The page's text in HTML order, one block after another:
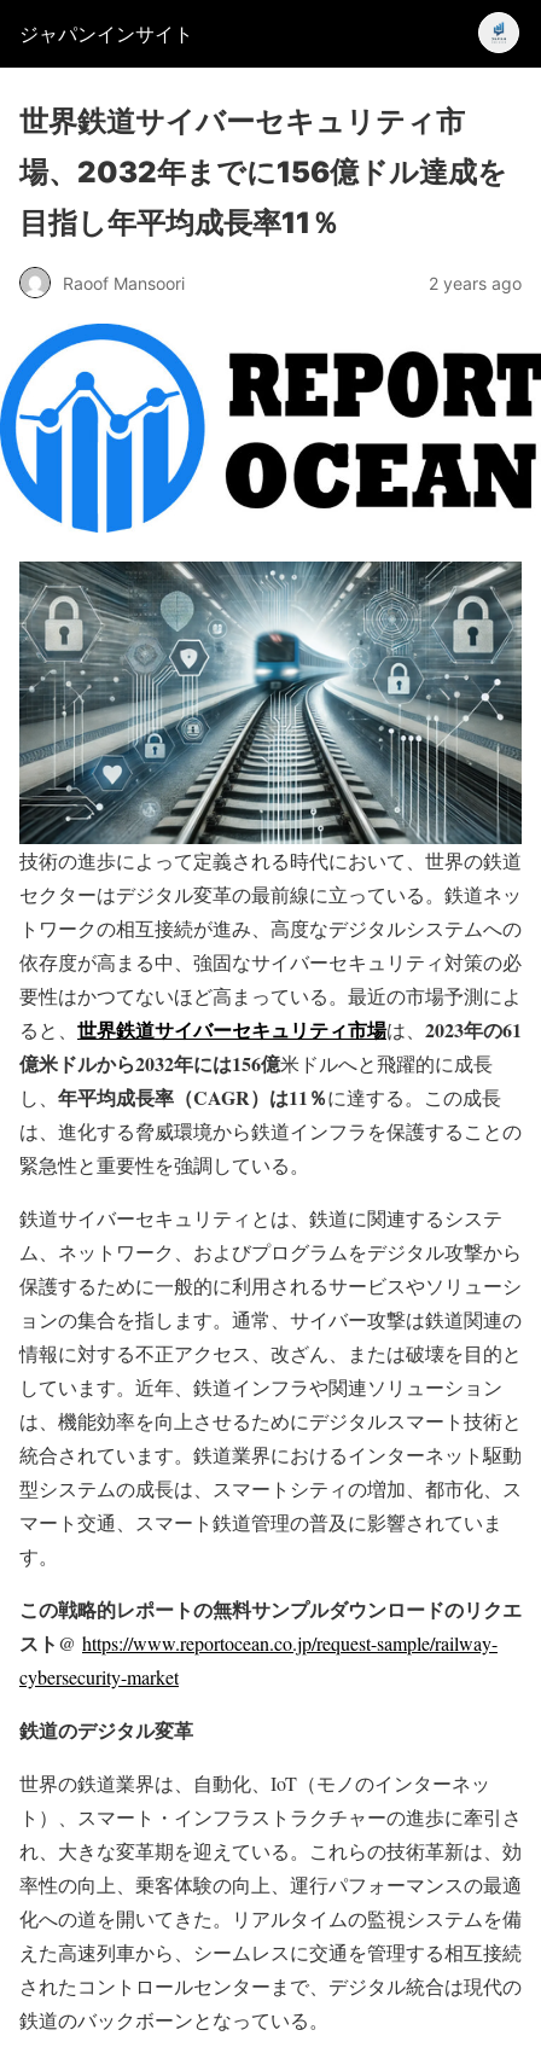
ジャパンインサイト
世界鉄道サイバーセキュリティ市
場、2032年までに156億ドル達成を
目指し年平均成長率11％
Raoof Mansoori 2 years ago
技術の進歩によって定義される時代において、世界の鉄道
セクターはデジタル変革の最前線に立っている。鉄道ネッ
トワークの相互接続が進み、高度なデジタルシステムへの
依存度が高まる中、強固なサイバーセキュリティ対策の必
要性はかつてないほど高まっている。最近の市場予測によ
ると、 世界鉄道サイバーセキュリティ市場は、 2023年の61
億米ドルから2032年には156億米ドルへと飛躍的に成長
し、 年平均成長率（CAGR）は11％に達する。この成長
は、進化する脅威環境から鉄道インフラを保護することの
緊急性と重要性を強調している。
鉄道サイバーセキュリティとは、鉄道に関連するシステ
ム、ネットワーク、およびプログラムをデジタル攻撃から
保護するために一般的に利用されるサービスやソリューシ
ョンの集合を指します。通常、サイバー攻撃は鉄道関連の
情報に対する不正アクセス、改ざん、または破壊を目的と
しています。近年、鉄道インフラや関連ソリューション
は、機能効率を向上させるためにデジタルスマート技術と
統合されています。鉄道業界におけるインターネット駆動
型システムの成長は、スマートシティの増加、都市化、ス
マート交通、スマート鉄道管理の普及に影響されていま
す。
この戦略的レポートの無料サンプルダウンロードのリクエ
スト@ https://www.reportocean.co.jp/request-sample/railway-
cybersecurity-market
鉄道のデジタル変革
世界の鉄道業界は、自動化、IoT（モノのインターネッ
ト）、スマート・インフラストラクチャーの進歩に牽引さ
れ、大きな変革期を迎えている。これらの技術革新は、効
率性の向上、乗客体験の向上、運行パフォーマンスの最適
化への道を開いてきた。リアルタイムの監視システムを備
えた高速列車から、シームレスに交通を管理する相互接続
されたコントロールセンターまで、デジタル統合は現代の
鉄道のバックボーンとなっている。